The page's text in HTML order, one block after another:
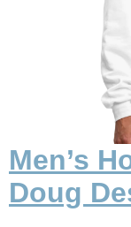
Men’s
Doug